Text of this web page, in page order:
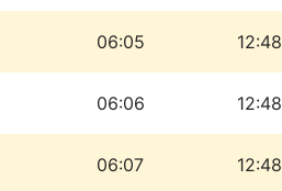
06:05 12:48
06:06 12:48
06:07 12:48